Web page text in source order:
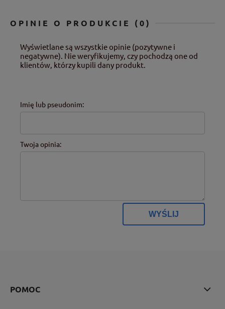
OPINIE O PRODUKCIE (0)
Wyświetlane są wszystkie opinie (pozytywne i
negatywne). Nie weryfikujemy, czy pochodzą one od
klientów, którzy kupili dany produkt.
Imię lub pseudonim:
Twoja opinia:
WYŚLIJ
POMOC